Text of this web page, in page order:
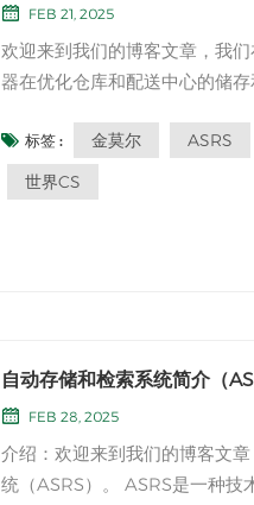
FEB 21, 2025
欢迎来到我们的博客文章，我
器在优化仓库和配送中心的储
化系统的重要组成部分。 有效
利用仓库中垂直空间的能...
标签 : 金莫尔 ASRS
世界CS
自动存储和检索系统简介（
FEB 28, 2025
介绍：欢迎来到我们的博客文
统（ASRS）。 ASRS是一种技